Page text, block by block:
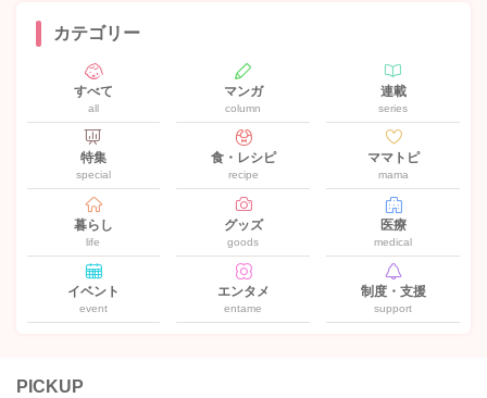
カテゴリー
すべて
all
マンガ
column
連載
series
特集
special
食・レシピ
recipe
ママトピ
mama
暮らし
life
グッズ
goods
医療
medical
イベント
event
エンタメ
entame
制度・支援
support
PICKUP